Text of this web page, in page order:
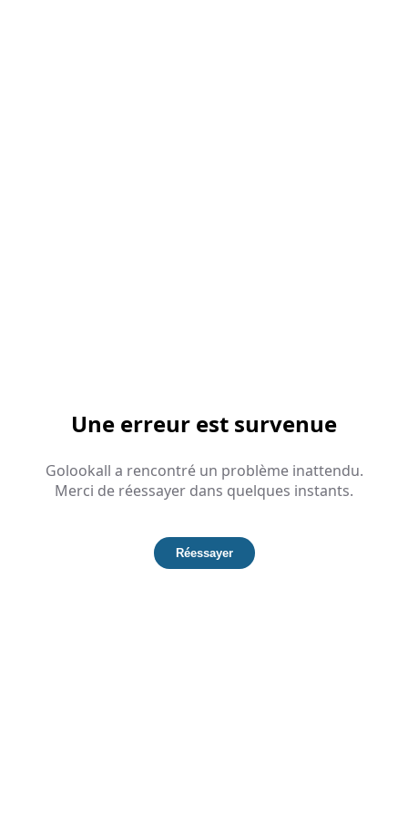
Une erreur est survenue
Golookall a rencontré un problème inattendu.
Merci de réessayer dans quelques instants.
Réessayer